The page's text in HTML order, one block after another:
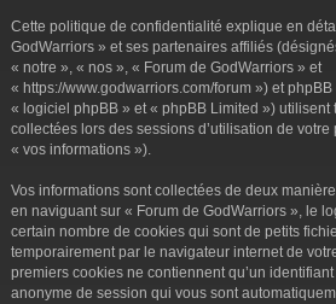
s
Cette politique de confidentialité explique en
GodWarriors » et ses partenaires affiliés
« notre », « nos », « Forum de GodWarriors » et
« https://www.godwarriors.com/forum ») et
« logiciel phpBB » et « phpBB Limited ») utilisent
collectées lors des sessions d’utilisation de
« vos informations »).
Vos informations sont collectées de deux
en naviguant sur « Forum de GodWarriors », le
certain nombre de cookies qui sont de petits
temporairement par le navigateur internet de
premiers cookies ne contiennent qu’un
anonyme de session qui vous sont